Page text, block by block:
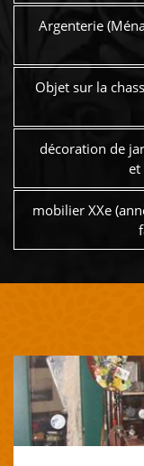
Argenterie
Objet sur la
décoration de
et
mobilier XXe